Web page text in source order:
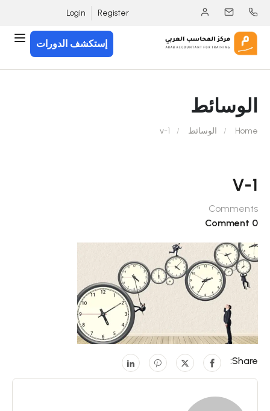
Register
Login
إستكشف الدورات
الوسائط
Home الوسائط v-1
V-1
Comments
0 Comment
Share: